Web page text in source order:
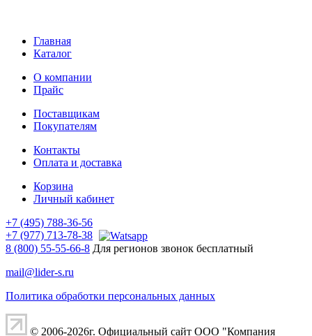
Главная
Каталог
О компании
Прайс
Поставщикам
Покупателям
Контакты
Оплата и доставка
Корзина
Личный кабинет
+7 (495) 788-36-56
+7 (977) 713-78-38
8 (800) 55-55-66-8 Для регионов звонок бесплатный
mail@lider-s.ru
Политика обработки персональных данных
© 2006-2026г. Официальный сайт ООО "Компания